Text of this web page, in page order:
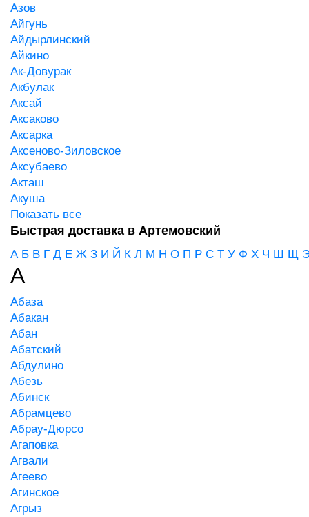
Азов
Айгунь
Айдырлинский
Айкино
Ак-Довурак
Акбулак
Аксай
Аксаково
Аксарка
Аксеново-Зиловское
Аксубаево
Акташ
Акуша
Показать все
Быстрая доставка в Артемовский
А Б В Г Д Е Ж З И Й К Л М Н О П Р С Т У Ф Х Ч Ш Щ
А
Абаза
Абакан
Абан
Абатский
Абдулино
Абезь
Абинск
Абрамцево
Абрау-Дюрсо
Агаповка
Агвали
Агеево
Агинское
Агрыз